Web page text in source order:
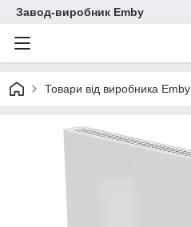
Завод-виробник Emby
Товари від виробника Emby